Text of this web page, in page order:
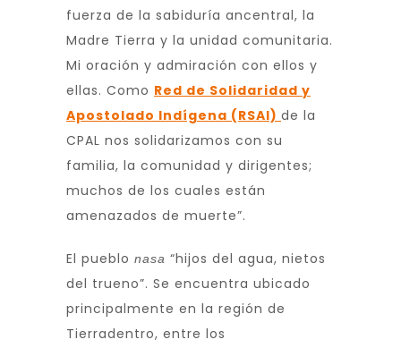
fuerza de la sabiduría ancentral, la
Madre Tierra y la unidad comunitaria.
Mi oración y admiración con ellos y
ellas. Como Red de Solidaridad y
Apostolado Indígena (RSAI) de la
CPAL nos solidarizamos con su
familia, la comunidad y dirigentes;
muchos de los cuales están
amenazados de muerte”.
El pueblo nasa “hijos del agua, nietos
del trueno”. Se encuentra ubicado
principalmente en la región de
Tierradentro, entre los